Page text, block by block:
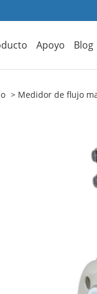
Apoyo Blog
Medidor de flujo